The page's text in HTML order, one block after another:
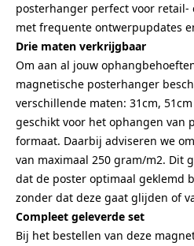
posterhanger perfect voor
met frequente ontwerpupdates
Drie maten verkrijgbaar
Om aan al jouw
magnetische posterhanger
verschillende maten: 31cm,
geschikt voor het ophangen van
formaat. Daarbij adviseren we
van maximaal 250 gram/m2. Dit
dat de poster optimaal geklemd
zonder dat deze gaat glijden of
Compleet geleverde set
Bij het bestellen van deze